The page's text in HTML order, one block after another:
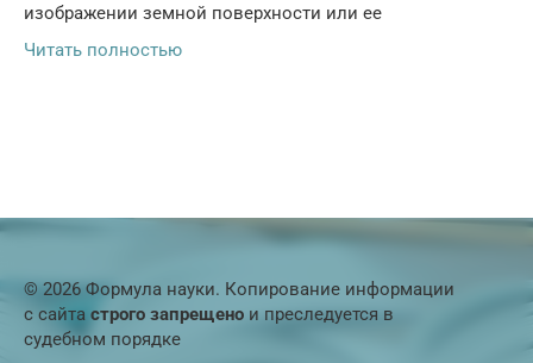
изображении земной поверхности или ее
Читать полностью
© 2026 Формула науки. Копирование информации
с сайта строго запрещено и преследуется в
судебном порядке